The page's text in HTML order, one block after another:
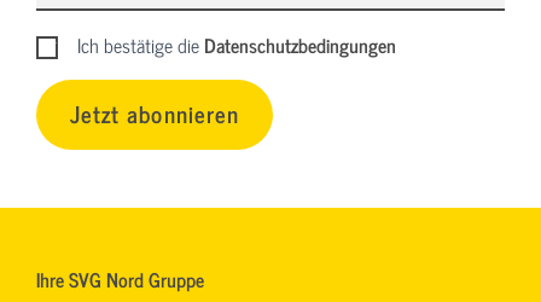
Ich bestätige dieDatenschutzbedingungen
Jetzt abonnieren
Ihre SVG Nord Gruppe